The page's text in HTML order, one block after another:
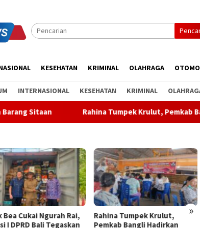
KESEHATAN KRIMINAL OLAHRAGA
INTERNASIONAL KESEHATAN KRIMINAL
Rahina Tumpek Krulut, Pemkab Bangli Hadirkan
»
Tumpek Krulut,
Bangli Hadirkan
ABTI Bali Lepas Kontingen ke
Kejurnas Bola Tangan Junior